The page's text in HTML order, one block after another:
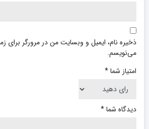
ذخیره نام، ایمیل و وبسایت من در مرورگر برای
می‌نویسم.
امتیاز شما*
دیدگاه شما*